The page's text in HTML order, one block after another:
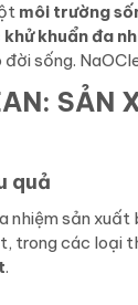
môi trường
khuẩn đa
đời sống.
SẢN
quả
nhiệm sản xuất
trong các loại
.